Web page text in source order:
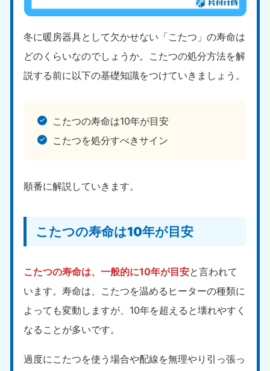
冬に暖房器具として欠かせない「こたつ」の寿命は
どのくらいなのでしょうか。こたつの処分方法を解
説する前に以下の基礎知識をつけていきましょう。
こたつの寿命は10年が目安
こたつを処分すべきサイン
順番に解説していきます。
こたつの寿命は10年が目安
こたつの寿命は、一般的に10年が目安と言われて
います。寿命は、こたつを温めるヒーターの種類に
よっても変動しますが、10年を超えると壊れやすく
なることが多いです。
過度にこたつを使う場合や配線を無理やり引っ張っ